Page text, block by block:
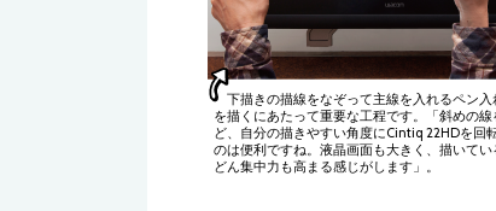
下描きの描線をなぞって主線を入れるペン
を描くにあたって重要な工程です。「斜めの線
ど、自分の描きやすい角度にCintiq 22HDを回
のは便利ですね。液晶画面も大きく、描いてい
どん集中力も高まる感じがします」。